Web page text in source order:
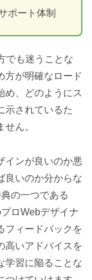
ポート体制
でも迷うことな
方が明確なロード
め、どのようにス
示されているた
ん。
インが良いのか悪
良いのか分からな
の一つである
ロWebデザイナ
フィードバックを
高いアドバイスを
学習に陥ることな